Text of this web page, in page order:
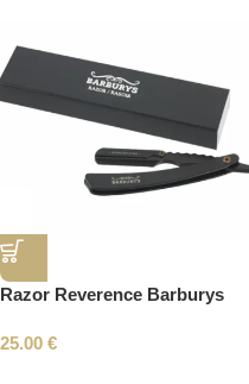
Razor Reverence Barburys
25.00 €